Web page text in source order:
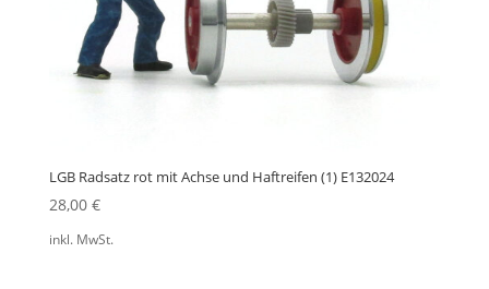
LGB Radsatz rot mit Achse und Haftreifen (1) E132024
28,00 €
inkl. MwSt.